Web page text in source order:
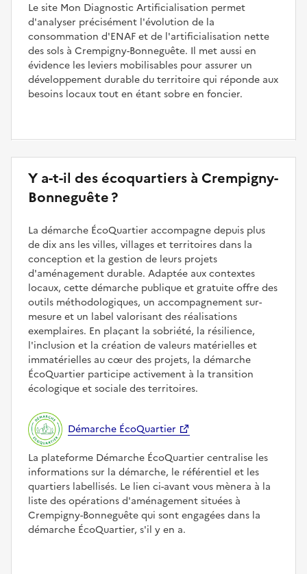
Le site Mon Diagnostic Artificialisation permet
d'analyser précisément l'évolution de la
consommation d'ENAF et de l'artificialisation nette
des sols à Crempigny-Bonneguête. Il met aussi en
évidence les leviers mobilisables pour assurer un
développement durable du territoire qui réponde aux
besoins locaux tout en étant sobre en foncier.
Y a-t-il des écoquartiers à Crempigny-
Bonneguête ?
La démarche ÉcoQuartier accompagne depuis plus
de dix ans les villes, villages et territoires dans la
conception et la gestion de leurs projets
d'aménagement durable. Adaptée aux contextes
locaux, cette démarche publique et gratuite offre des
outils méthodologiques, un accompagnement sur-
mesure et un label valorisant des réalisations
exemplaires. En plaçant la sobriété, la résilience,
l'inclusion et la création de valeurs matérielles et
immatérielles au cœur des projets, la démarche
ÉcoQuartier participe activement à la transition
écologique et sociale des territoires.
Démarche ÉcoQuartier
La plateforme Démarche ÉcoQuartier centralise les
informations sur la démarche, le référentiel et les
quartiers labellisés. Le lien ci-avant vous mènera à la
liste des opérations d'aménagement situées à
Crempigny-Bonneguête qui sont engagées dans la
démarche ÉcoQuartier, s'il y en a.